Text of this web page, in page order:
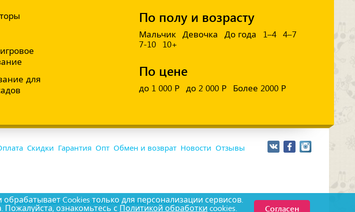
По полу и возрасту
Мальчик Девочка До года 1–4
4–7
7-10
10+
По цене
до 1 000 Р до 2 000 Р Более 2000 Р
для
Скидки Гарантия Опт Обмен и возврат Новости Отзывы
обработки персональных данных на сайте
Cookies только для персонализации сервисов.
Пожалуйста, ознакомьтесь с Политикой обработки cookies. Согласен